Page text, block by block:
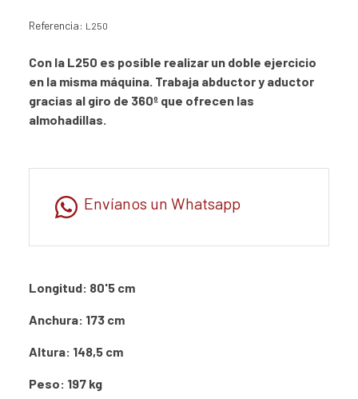
Referencia: L250
Con la L250 es posible realizar un doble ejercicio
en la misma máquina. Trabaja abductor y aductor
gracias al giro de 360º que ofrecen las
almohadillas.
Envíanos un Whatsapp
Longitud: 80'5 cm
Anchura: 173 cm
Altura: 148,5 cm
Peso: 197 kg